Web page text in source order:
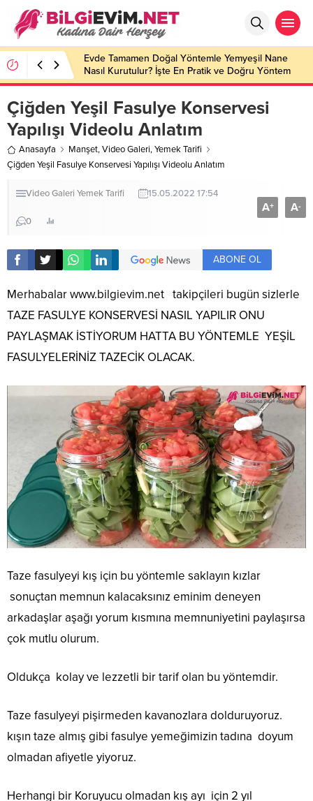
Evde Tamamen Doğal Yöntemle Yemyeşil Nane
Nasıl Kurutulur? İşte En Pratik ve Doğru Yöntem
Çiğden Yeşil Fasulye Konservesi
Yapılışı Videolu Anlatım
Anasayfa Manşet,Video Galeri,Yemek Tarifi
Çiğden Yeşil Fasulye Konservesi Yapılışı Videolu Anlatım
Video Galeri Yemek Tarifi 15.05.2022 17:54
0
A+ A-
ABONE OL
Merhabalarwww.bilgievim.net takipçileri bugün sizlerle
TAZE FASULYE KONSERVESİ NASIL YAPILIR ONU
PAYLAŞMAK İSTİYORUM HATTA BU YÖNTEMLE YEŞİL
FASULYELERİNİZ TAZECİK OLACAK.
Taze fasulyeyi kış için bu yöntemle saklayın kızlar
sonuçtan memnun kalacaksınız eminim deneyen
arkadaşlar aşağı yorum kısmına memnuniyetini paylaşırsa
çok mutlu olurum.
Oldukça kolay ve lezzetli bir tarif olan bu yöntemdir.
Taze fasulyeyi pişirmeden kavanozlara dolduruyoruz.
kışın taze almış gibi fasulye yemeğimizin tadına doyum
olmadan afiyetle yiyoruz.
Herhangi bir Koruyucu olmadan kış ayı için 2 yıl